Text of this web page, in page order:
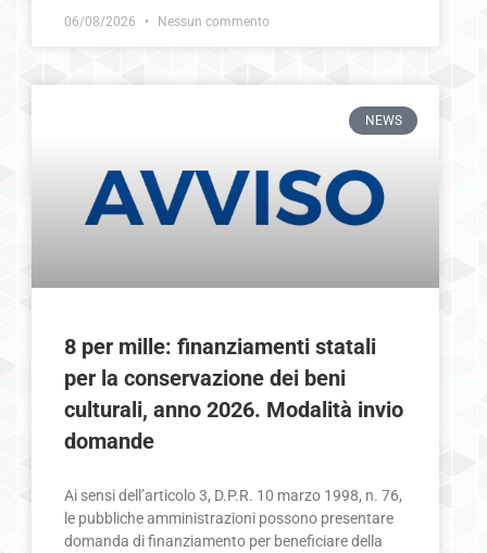
06/08/2026 Nessun commento
NEWS
8 per mille: finanziamenti statali
per la conservazione dei beni
culturali, anno 2026. Modalità invio
domande
Ai sensi dell’articolo 3, D.P.R. 10 marzo 1998, n. 76,
le pubbliche amministrazioni possono presentare
domanda di finanziamento per beneficiare della